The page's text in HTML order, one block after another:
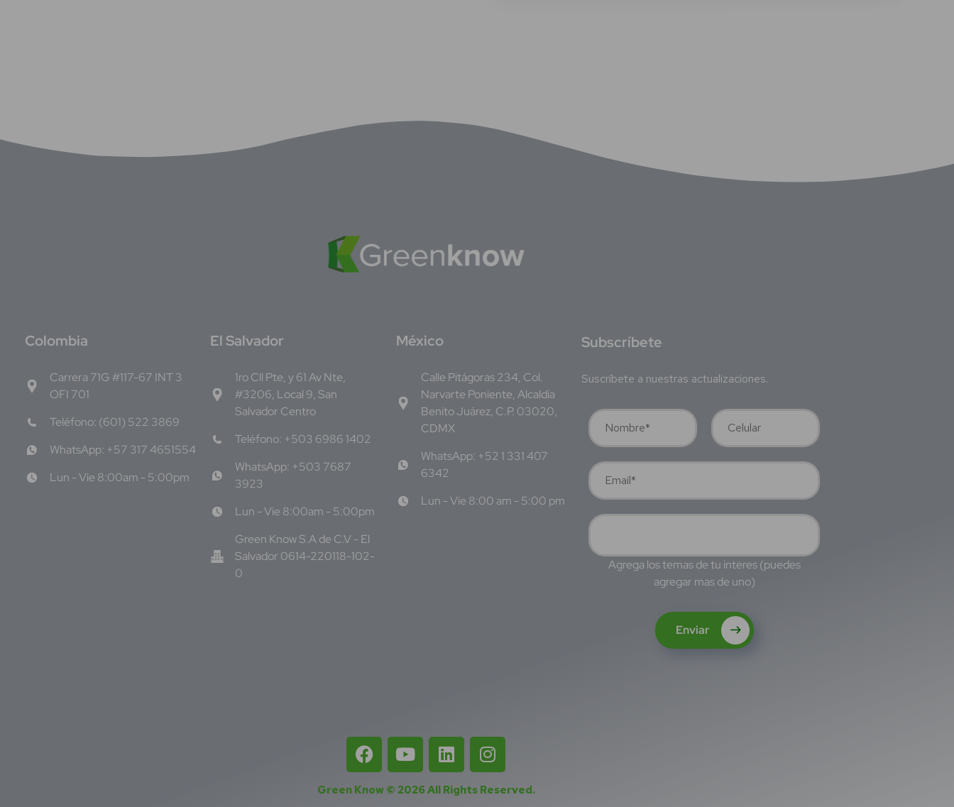
Colombia
Carrera 71G #117-67 INT 3
OFI 701
Teléfono: (601) 522 3869
WhatsApp: +57 317 4651554
Lun - Vie 8:00am - 5:00pm
El Salvador
1ro Cll Pte, y 61 Av Nte,
#3206, Local 9, San
Salvador Centro
Teléfono: +503 6986 1402
WhatsApp: +503 7687
3923
Lun - Vie 8:00am - 5:00pm
Green Know S.A de C.V - El
Salvador 0614-220118-102-
0
México
Calle Pitágoras 234, Col.
Narvarte Poniente, Alcaldía
Benito Juárez, C.P. 03020,
CDMX
WhatsApp: +52 1 331 407
6342
Lun - Vie 8:00 am - 5:00 pm
Subscríbete
Suscríbete a nuestras actualizaciones.
Agrega los temas de tu interes (puedes
agregar mas de uno)
Enviar
Green Know © 2026All Rights Reserved.